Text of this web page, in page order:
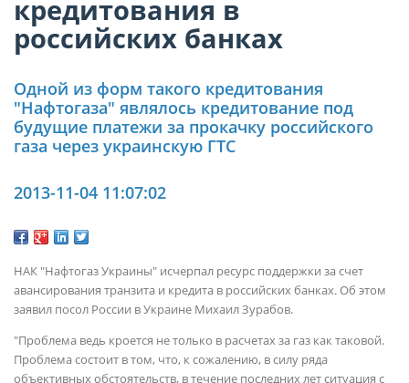
кредитования в
российских банках
Одной из форм такого кредитования
"Нафтогаза" являлось кредитование под
будущие платежи за прокачку российского
газа через украинскую ГТС
2013-11-04 11:07:02
НАК "Нафтогаз Украины" исчерпал ресурс поддержки за счет
авансирования транзита и кредита в российских банках. Об этом
заявил посол России в Украине Михаил Зурабов.
"Проблема ведь кроется не только в расчетах за газ как таковой.
Проблема состоит в том, что, к сожалению, в силу ряда
объективных обстоятельств, в течение последних лет ситуация с